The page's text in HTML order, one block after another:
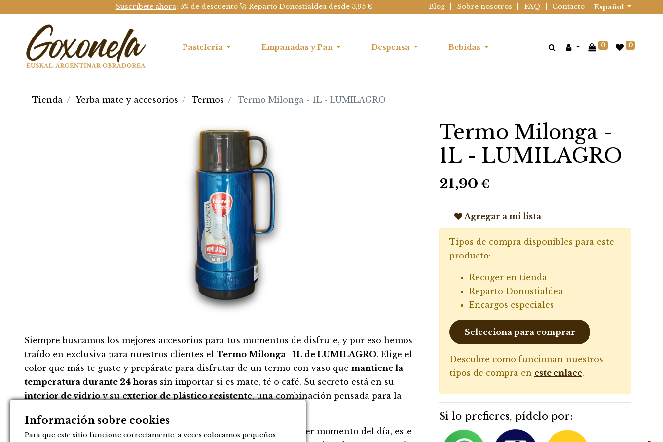
Suscríbete ahora: 5% de descuento 🚀 Reparto Donostialdea desde 3,95 € Blog Sobre nosotros FAQ Contacto Español
Pastelería Empanadas y Pan Despensa Bebidas 0 0
Tienda Yerba mate y accesorios Termos Termo Milonga - 1L - LUMILAGRO
Siempre buscamos los mejores accesorios para tus momentos de disfrute, y por eso hemos
traído en exclusiva para nuestros clientes el Termo Milonga - 1L de LUMILAGRO. Elige el
color que más te guste y prepárate para disfrutar de un termo con vaso que mantiene la
temperatura durante 24 horassin importar si es mate, té o café. Su secreto está en su
interior de vidrioy suexterior de plástico resistente, una combinación pensada para la
Diseñado para quienes disfrutan de su bebida favorita en cualquier momento del día, este
Termo Milonga -
1L - LUMILAGRO
21,90 €
Agregar a mi lista
Tipos de compra disponibles para este
producto:
Recoger en tienda
Reparto Donostialdea
Encargos especiales
Selecciona para comprar
Descubre como funcionan nuestros
tipos de compra en este enlace.
Si lo prefieres, pídelo por:
Información sobre cookies
Para que este sitio funcione correctamente, a veces colocamos pequeños